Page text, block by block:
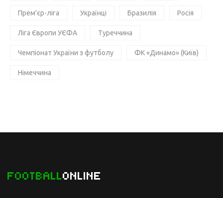
Прем'єр-ліга Українці Бразилія Росія
Ліга Європи УЄФА Туреччина
Чемпіонат України з футболу ФК «Динамо» (Київ)
Німеччина
FOOTBALLONLINE